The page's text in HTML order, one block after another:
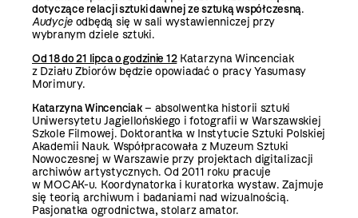
dotyczące relacji sztuki dawnej ze sztuką współczesną.
Audycje odbędą się w sali wystawienniczej przy
wybranym dziele sztuki.
Od 18 do 21 lipca o godzinie 12Katarzyna Wincenciak
z Działu Zbiorów będzie opowiadać o pracy Yasumasy
Morimury.
Katarzyna Wincenciak– absolwentka historii sztuki
Uniwersytetu Jagiellońskiego i fotografii w Warszawskiej
Szkole Filmowej. Doktorantka w Instytucie Sztuki Polskiej
Akademii Nauk. Współpracowała z Muzeum Sztuki
Nowoczesnej w Warszawie przy projektach digitalizacji
archiwów artystycznych. Od 2011 roku pracuje
w MOCAK-u. Koordynatorka i kuratorka wystaw. Zajmuje
się teorią archiwum i badaniami nad wizualnością.
Pasjonatka ogrodnictwa, stolarz amator.